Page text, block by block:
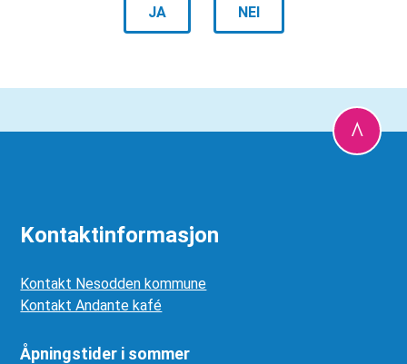
JA NEI
Kontaktinformasjon
Kontakt Nesodden kommune
Kontakt Andante kafé
Åpningstider i sommer